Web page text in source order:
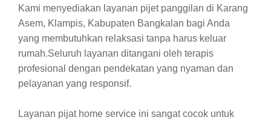
Kami menyediakan layanan pijet panggilan di Karang
Asem, Klampis, Kabupaten Bangkalan bagi Anda
yang membutuhkan relaksasi tanpa harus keluar
rumah.Seluruh layanan ditangani oleh terapis
profesional dengan pendekatan yang nyaman dan
pelayanan yang responsif.
Layanan pijat home service ini sangat cocok untuk